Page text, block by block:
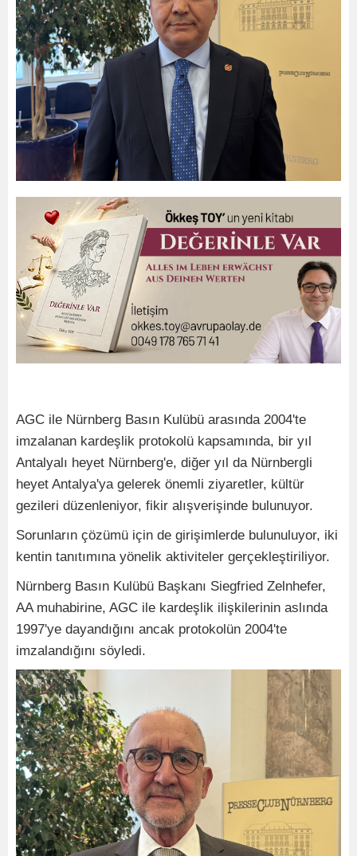
AGC ile Nürnberg Basın Kulübü arasında 2004'te
imzalanan kardeşlik protokolü kapsamında, bir yıl
Antalyalı heyet Nürnberg'e, diğer yıl da Nürnbergli
heyet Antalya'ya gelerek önemli ziyaretler, kültür
gezileri düzenleniyor, fikir alışverişinde bulunuyor.
Sorunların çözümü için de girişimlerde bulunuluyor, iki
kentin tanıtımına yönelik aktiviteler gerçekleştiriliyor.
Nürnberg Basın Kulübü Başkanı Siegfried Zelnhefer,
AA muhabirine, AGC ile kardeşlik ilişkilerinin aslında
1997'ye dayandığını ancak protokolün 2004'te
imzalandığını söyledi.